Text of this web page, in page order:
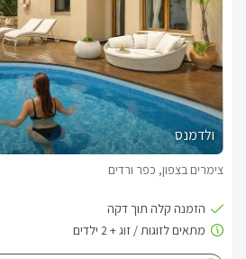
ולדמנס
צימרים בצפון, כפר ורדים